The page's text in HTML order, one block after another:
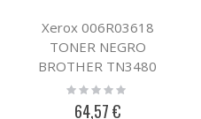
Xerox 006R03618
TONER NEGRO
BROTHER TN3480
Rating:
64,57 €